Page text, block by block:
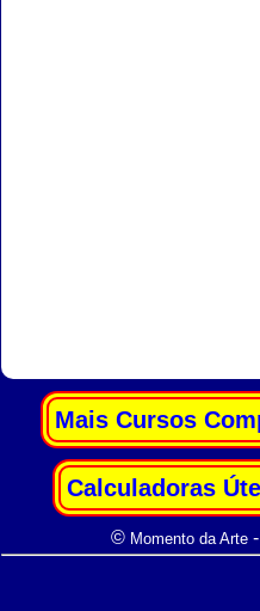
© Momento da Arte-